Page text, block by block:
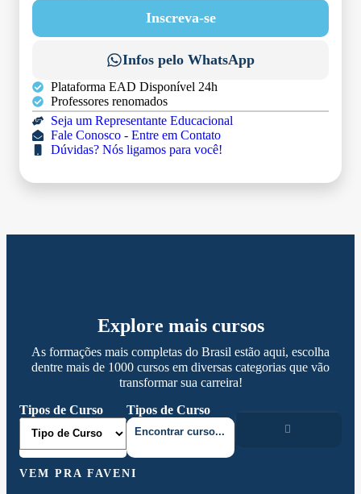
Inscreva-se
Infos pelo WhatsApp
Plataforma EAD Disponível 24h
Professores renomados
Seja um Representante Educacional
Fale Conosco - Entre em Contato
Dúvidas? Nós ligamos para você!
Explore mais cursos
As formações mais completas do Brasil estão aqui, escolha
dentre mais de 1000 cursos em diversas categorias que vão
transformar sua carreira!
Tipos de Curso
Tipos de Curso
VEM PRA FAVENI